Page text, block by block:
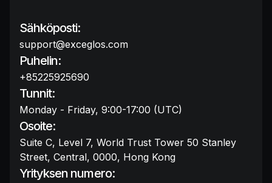
Sähköposti:
support@exceglos.com
Puhelin:
+85225925690
Tunnit:
Monday - Friday, 9:00-17:00 (UTC)
Osoite:
Suite C, Level 7, World Trust Tower 50 Stanley
Street, Central, 0000, Hong Kong
Yrityksen numero: